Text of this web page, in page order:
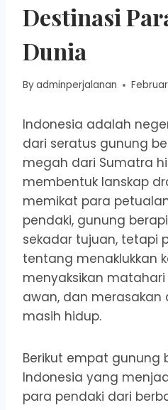
Destinasi
Dunia
Byadminperjalanan
Indonesia adalah
dari seratus gunung
megah dari Sumatra
membentuk lanskap
memikat para
pendaki, gunung
sekadar tujuan, tetapi
tentang menaklukkan
menyaksikan
awan, dan
masih hidup.
Berikut empat gunung
Indonesia yang
para pendaki dari